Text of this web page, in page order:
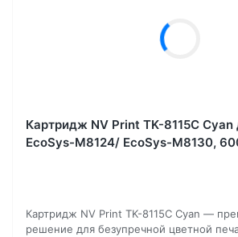
Картридж NV Print TK-8115C Cyan
EcoSys-M8124/ EcoSys-M8130,
Картридж NV Print TK-8115C Cyan —
решение для безупречной цветной